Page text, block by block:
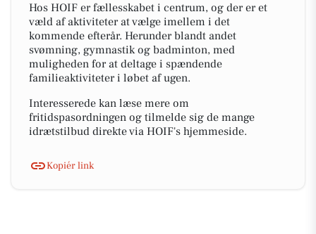
Hos HOIF er fællesskabet i centrum, og der er et
væld af aktiviteter at vælge imellem i det
kommende efterår. Herunder blandt andet
svømning, gymnastik og badminton, med
muligheden for at deltage i spændende
familieaktiviteter i løbet af ugen.
Interesserede kan læse mere om
fritidspasordningen og tilmelde sig de mange
idrætstilbud direkte via HOIF's hjemmeside.
Kopiér link